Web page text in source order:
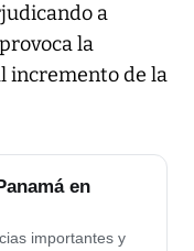
a
la
incremento de la
en
importantes y